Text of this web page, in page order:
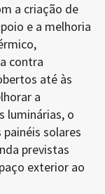
a criação de
e a melhoria
contra
até às
a
luminárias, o
solares
previstas
exterior ao